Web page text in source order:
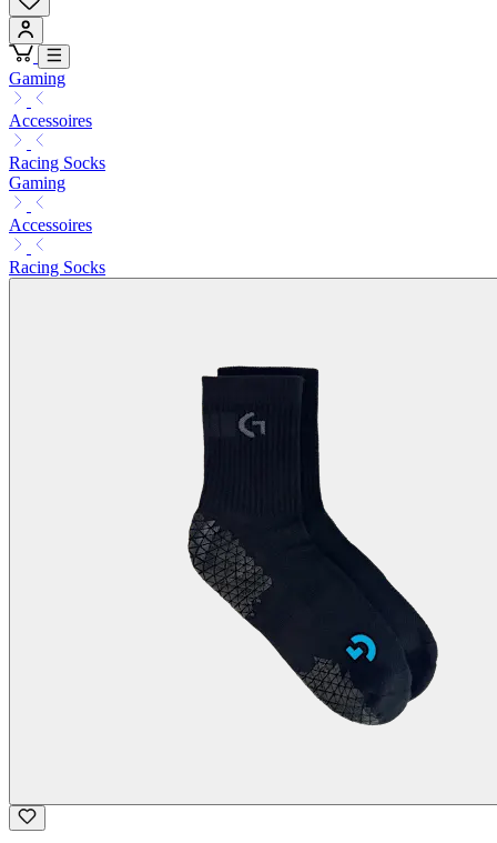
Gaming
Accessoires
Racing Socks
Gaming
Accessoires
Racing Socks